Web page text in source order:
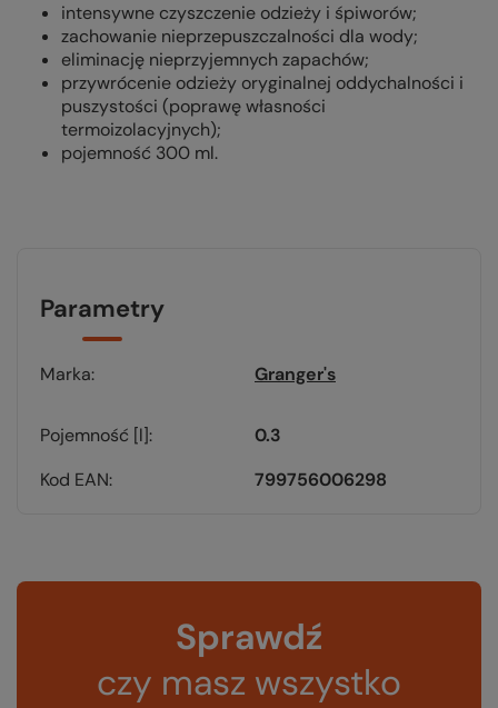
intensywne czyszczenie odzieży i śpiworów;
zachowanie nieprzepuszczalności dla wody;
eliminację nieprzyjemnych zapachów;
przywrócenie odzieży oryginalnej oddychalności i
puszystości (poprawę własności
termoizolacyjnych);
pojemność 300 ml.
Parametry
Marka Granger's
Pojemność [l]
0.3
Kod EAN
799756006298
Sprawdź
czy masz wszystko